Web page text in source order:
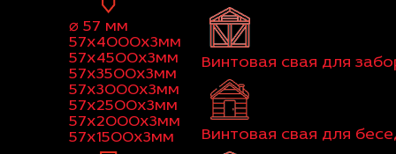
⌀ 57 мм
57x4000x3мм
57x4500x3мм
57x3500x3мм
57x3000x3мм
57x2500x3мм
57x2000x3мм
57x1500x3мм
Винтовая свая для
Винтовая свая для